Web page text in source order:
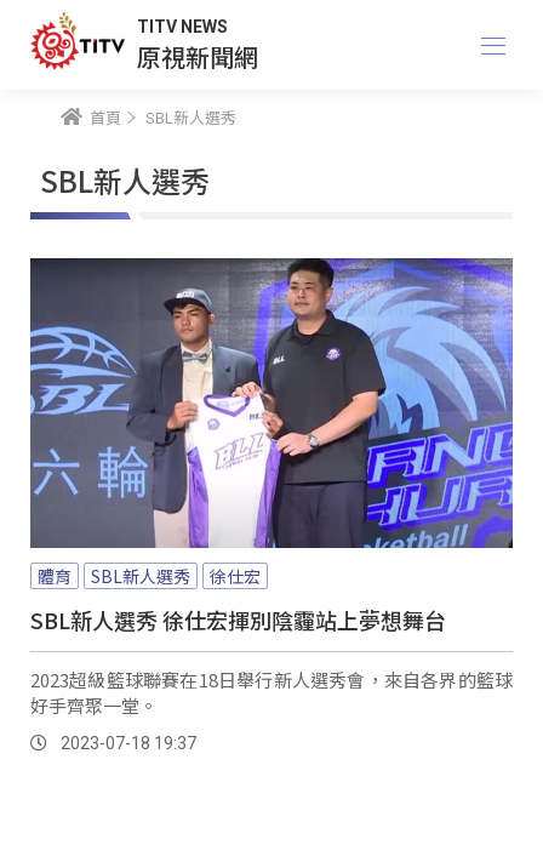
TITV NEWS
原視新聞網
首頁 SBL新人選秀
SBL新人選秀
體育 SBL新人選秀 徐仕宏
SBL新人選秀 徐仕宏揮別陰霾站上夢想舞台
2023超級籃球聯賽在18日舉行新人選秀會，來自各界的籃球
好手齊聚一堂。
2023-07-18 19:37